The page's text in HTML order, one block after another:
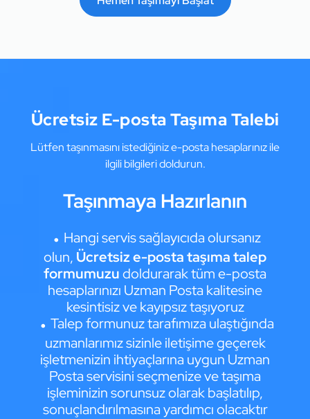
Ücretsiz E-posta Taşıma Talebi
Lütfen taşınmasını istediğiniz e-posta hesaplarınız ile
ilgili bilgileri doldurun.
Taşınmaya Hazırlanın
Hangi servis sağlayıcıda olursanız
olun, Ücretsiz e-posta taşıma talep
formumuzudoldurarak tüm e-posta
hesaplarınızı Uzman Posta kalitesine
kesintisiz ve kayıpsız taşıyoruz
Talep formunuz tarafımıza ulaştığında
uzmanlarımız sizinle iletişime geçerek
işletmenizin ihtiyaçlarına uygun Uzman
Posta servisini seçmenize ve taşıma
işleminizin sorunsuz olarak başlatılıp,
sonuçlandırılmasına yardımcı olacaktır